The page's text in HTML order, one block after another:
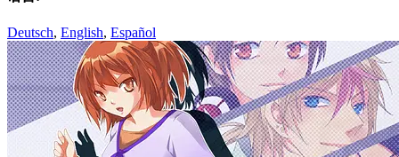
Deutsch, English, Español